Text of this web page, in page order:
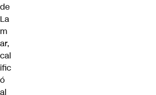
de
La
m
ar,
cal
ific
ó
al